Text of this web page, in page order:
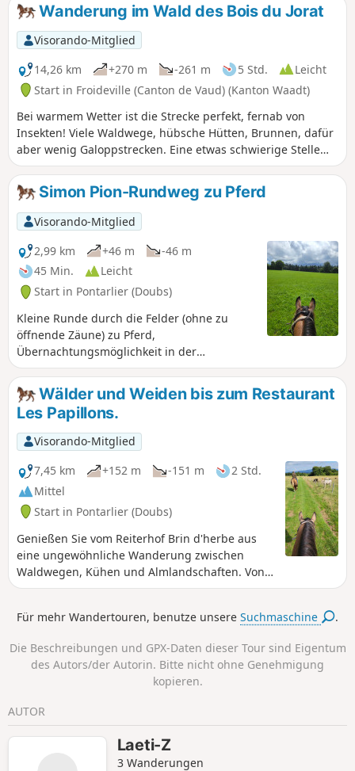
Wanderung im Wald des Bois du Jorat
Visorando-Mitglied
14,26 km
+270 m -261 m 5 Std.
Leicht
Start in Froideville (Canton de Vaud) (Kanton Waadt)
Bei warmem Wetter ist die Strecke perfekt, fernab von
Insekten! Viele Waldwege, hübsche Hütten, Brunnen, dafür
aber wenig Galoppstrecken. Eine etwas schwierige Stelle
auf dieser Strecke: Abstieg auf einem schmalen Weg hin
zum Fluss und steiler Aufstieg, lässt sich aber problemlos
umgehen.
Simon Pion-Rundweg zu Pferd
Visorando-Mitglied
2,99 km
+46 m
-46 m
45 Min.
Leicht
Start in Pontarlier (Doubs)
Kleine Runde durch die Felder (ohne zu
öffnende Zäune) zu Pferd,
Übernachtungsmöglichkeit in der
Reiterherberge „Gite Équestre du Brin
d'Herbe”. Achtung: Die Tour ist nur möglich,
wenn das Heu gerade gemäht wurde und
das Gras auf den Wiesen kurz ist.
Wälder und Weiden bis zum Restaurant
Les Papillons.
Visorando-Mitglied
7,45 km
+152 m -151 m
2 Std.
Mittel
Start in Pontarlier (Doubs)
Genießen Sie vom Reiterhof Brin d'herbe aus
eine ungewöhnliche Wanderung zwischen
Waldwegen, Kühen und Almlandschaften. Von
der Straße zur Ferme des Miroirs aus haben Sie
klarem Wetter sogar die Alpen sehen können!
ein gutes Essen im Restaurant Les Papillons,
bevor Sie durch Felder und Wälder
zurückkehren. Hinweis: Da diese Wanderung
durch verschiedene Kuhweiden führt, müssen
Sie einige Zäune öffnen und vor allem wieder
schließen, die Ihnen im Weg stehen.
Für mehr Wandertouren, benutze unsereSuchmaschine .
Die Beschreibungen und GPX-Daten dieser Tour sind Eigentum
des Autors/der Autorin. Bitte nicht ohne Genehmigung
kopieren.
AUTOR
Laeti-Z
3 Wanderungen